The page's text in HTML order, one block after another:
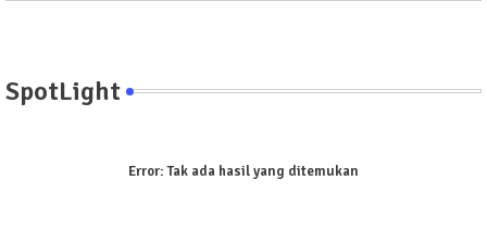
SpotLight
Error:Tak ada hasil yang ditemukan